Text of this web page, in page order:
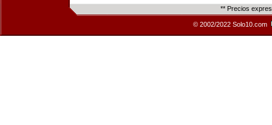
** Precios
© 2002/2022 Solo10.com